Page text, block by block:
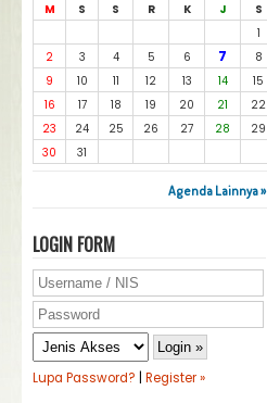
M S S R K J
S
1
2
3 4 5 6 7
8
9
10 11 12 13 14
15
16
17 18 19 20 21
22
23
24 25 26 27 28
29
30
31
Agenda Lainnya »
LOGIN FORM
Lupa Password? Register »